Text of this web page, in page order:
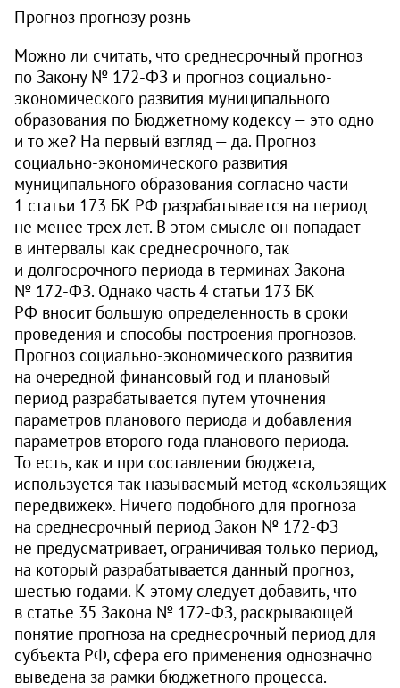
Прогноз прогнозу рознь
Можно ли считать, что среднесрочный прогноз
по Закону № 172‑ФЗ и прогноз социально-
экономического развития муниципального
образования по Бюджетному кодексу — это одно
и то же? На первый взгляд — да. Прогноз
социально-экономического развития
муниципального образования согласно части
1 статьи 173 БК РФ разрабатывается на период
не менее трех лет. В этом смысле он попадает
в интервалы как среднесрочного, так
и долгосрочного периода в терминах Закона
№ 172‑ФЗ. Однак­о часть 4 статьи 173 БК
РФ вносит большую определенность в сроки
проведения и способы построения прогнозов.
Прогноз социально-экономического развития
на очередной финансовый год и плановый
период разрабатывается путем уточнения
параметров планового периода и добавления
параметров второго года планового периода.
То есть, как и при составлении бюджета,
используется так называемый мето­д «скользящих
передвижек». Ничего подобного для прогноза
на среднесрочный период Закон № 172‑ФЗ
не предусматривает, ограничивая только период,
на который разрабатывается данный прогноз,
шестью годами. К этому следует добавить, что
в статье 35 Закона № 172‑ФЗ, раскрывающей
понятие прогноза на среднесрочный период для
субъекта РФ, сфера его применения однозначно
выведена за рамки бюджетного процесса.